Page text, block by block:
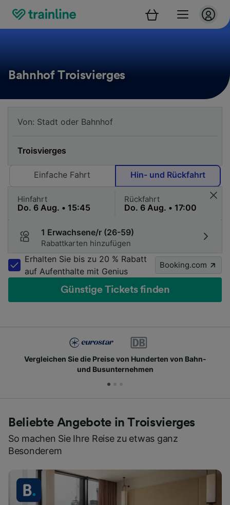
Bahnhof Troisvierges
Einfache Fahrt Hin- und Rückfahrt
Hinfahrt Rückfahrt
1 Erwachsene/r (26-59)
Rabattkarten hinzufügen
Erhalten Sie bis zu 20 % Rabatt
auf Aufenthalte mit Genius
Booking.com
Günstige Tickets finden
Sie die Preise von Hunderten von Bahn-
und Busunternehmen
Beliebte Angebote in Troisvierges
So machen Sie Ihre Reise zu etwas ganz
Besonderem